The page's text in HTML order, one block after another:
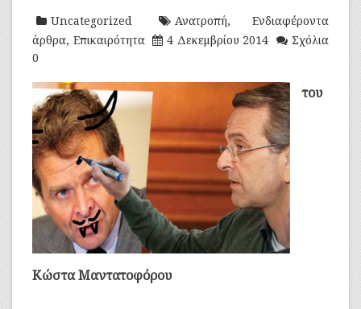
Uncategorized Ανατροπή, Ενδιαφέροντα
άρθρα, Επικαιρότητα 4 Δεκεμβρίου 2014
Σχόλια
0
του
Κώστα Μαντατοφόρου